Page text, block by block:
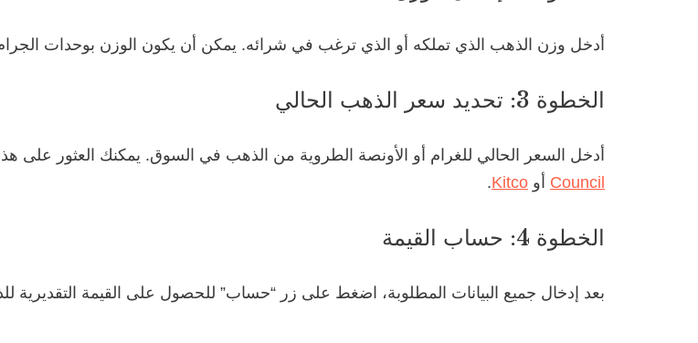
أدخل وزن الذهب الذي تملكه أو الذي ترغب في شرائه. يمكن أن يكون الوزن بوحدات
الخطوة 3: تحديد سعر الذهب الحالي
أدخل السعر الحالي للغرام أو الأونصة الطروية من الذهب في السوق. يمكنك العثور على
Council أو Kitco
.
الخطوة 4: حساب القيمة
بعد إدخال جميع البيانات المطلوبة، اضغط على زر “حساب” للحصول على القيمة التقديرية